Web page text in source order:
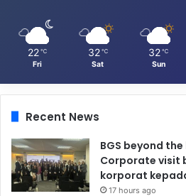
22 ℃
Fri
32 ℃
Sat
32 ℃
Sun
Recent News
BGS beyond
Corporate visit
korporat kepada
17 hours ago